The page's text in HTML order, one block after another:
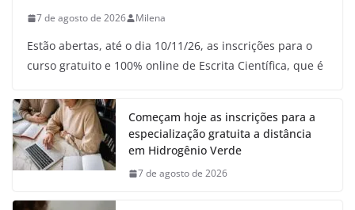
7 de agosto de 2026 Milena
Estão abertas, até o dia 10/11/26, as inscrições para o
curso gratuito e 100% online de Escrita Científica, que é
Começam hoje as inscrições para a
especialização gratuita a distância
em Hidrogênio Verde
7 de agosto de 2026